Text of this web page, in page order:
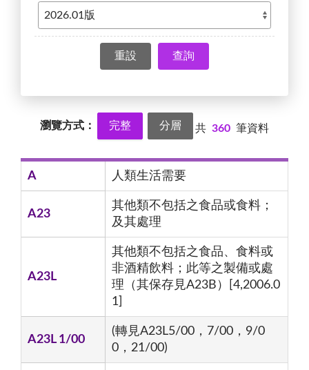
查詢
瀏覽方式： 完整 分層 共 360 筆資料
A 人類生活需要
A23
其他類不包括之食品或食料；
及其處理
A23L
其他類不包括之食品、食料或
非酒精飲料；此等之製備或處
理（其保存見A23B）[4,2006.0
1]
A23L 1/00
(轉見A23L5/00，7/00，9/0
0，21/00)